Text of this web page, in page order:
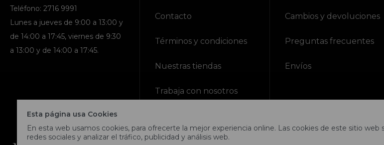
Esta página usa Cookies
En esta web usamos cookies, para ofrecerte la mejor experiencia online. Las cookies de este sitio
redes sociales y analizar el tráfico, publicidad y análisis web.
Teléfono: 2716 9991
Lunes a jueves de 9:00 a 13:00 y
de 14:00 a 17:45, viernes de 9:30
a 13:00 y de 14:00 a 17:45.
Contacto
Términos y condiciones
Nuestras tiendas
Trabaja con nosotros
Cambios y devoluciones
Preguntas frecuentes
Envíos